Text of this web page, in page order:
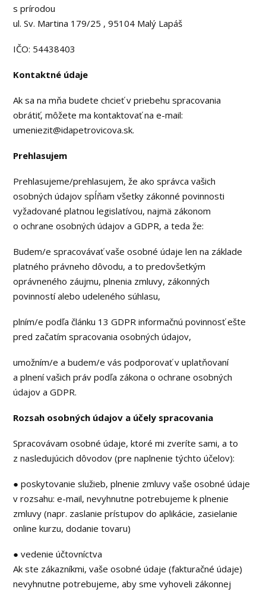
s prírodou
ul. Sv. Martina 179/25 , 95104 Malý Lapáš
IČO: 54438403
Kontaktné údaje
Ak sa na mňa budete chcieť v priebehu spracovania
obrátiť, môžete ma kontaktovať na e-mail:
umeniezit@idapetrovicova.sk.
Prehlasujem
Prehlasujeme/prehlasujem, že ako správca vašich
osobných údajov spĺňam všetky zákonné povinnosti
vyžadované platnou legislatívou, najmä zákonom
o ochrane osobných údajov a GDPR, a teda že:
Budem/e spracovávať vaše osobné údaje len na základe
platného právneho dôvodu, a to predovšetkým
oprávneného záujmu, plnenia zmluvy, zákonných
povinností alebo udeleného súhlasu,
plním/e podľa článku 13 GDPR informačnú povinnosť ešte
pred začatím spracovania osobných údajov,
umožním/e a budem/e vás podporovať v uplatňovaní
a plnení vašich práv podľa zákona o ochrane osobných
údajov a GDPR.
Rozsah osobných údajov a účely spracovania
Spracovávam osobné údaje, ktoré mi zveríte sami, a to
z nasledujúcich dôvodov (pre naplnenie týchto účelov):
● poskytovanie služieb, plnenie zmluvy vaše osobné údaje
v rozsahu: e-mail, nevyhnutne potrebujeme k plnenie
zmluvy (napr. zaslanie prístupov do aplikácie, zasielanie
online kurzu, dodanie tovaru)
● vedenie účtovníctva
Ak ste zákazníkmi, vaše osobné údaje (fakturačné údaje)
nevyhnutne potrebujeme, aby sme vyhoveli zákonnej